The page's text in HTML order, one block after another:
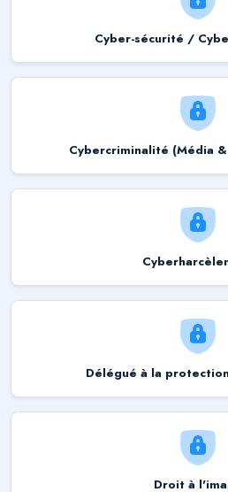
Cyber-sécurité /
Cybercriminalité (Média
Délégué à la
Droit à